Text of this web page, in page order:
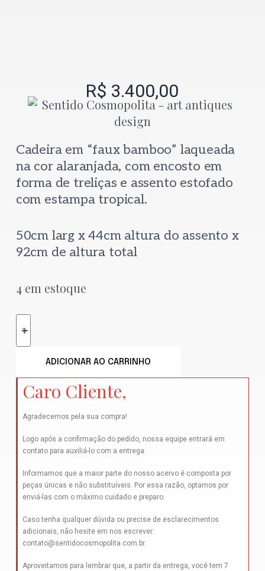
R$ 3.400,00
Cadeira em “faux bamboo” laqueada
na cor alaranjada, com encosto em
forma de treliças e assento estofado
com estampa tropical.
50cm larg x 44cm altura do assento x
92cm de altura total
4 em estoque
ADICIONAR AO CARRINHO
Caro Cliente,
Agradecemos pela sua compra!
Logo após a confirmação do pedido, nossa equipe entrará em
contato para auxiliá-lo com a entrega.
Informamos que a maior parte do nosso acervo é composta por
peças únicas e não substituíveis. Por essa razão, optamos por
enviá-las com o máximo cuidado e preparo.
Caso tenha qualquer dúvida ou precise de esclarecimentos
adicionais, não hesite em nos escrever:
contato@sentidocosmopolita.com.br.
Aproveitamos para lembrar que, a partir da entrega, você tem 7